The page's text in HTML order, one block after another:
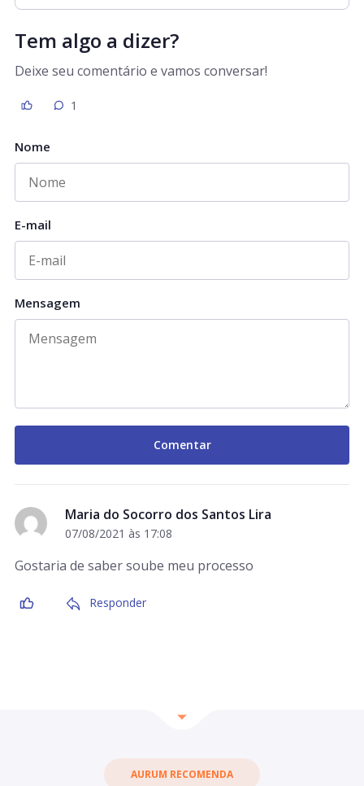
Tem algo a dizer?
Deixe seu comentário e vamos conversar!
1
Nome
E-mail
Mensagem
Maria do Socorro dos Santos Lira
07/08/2021 às 17:08
Gostaria de saber soube meu processo
Responder
AURUM RECOMENDA